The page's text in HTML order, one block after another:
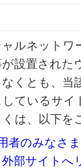
ルネットワ
が設置され
くとも、当
ているサ
くは、以下を
者のみなさ
部サイトへ